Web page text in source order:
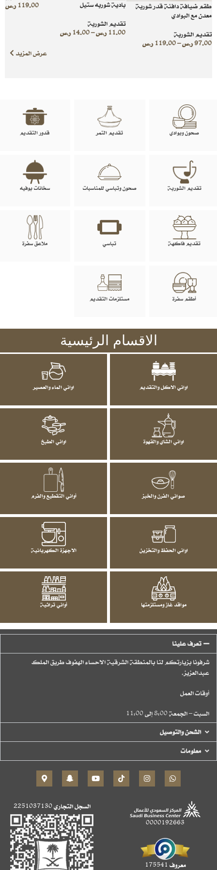
طقم ضيافة دافئة قدر شوربة
معدن مع البوادي
تقديم الشوربة
97.00ر.س–
119.00 ر.س
بادية شوربه ستيل
تقديم الشوربة
11.00 ر.س–
14.00 ر.س
119.00 ر.س
عرض المزيد
صحون وبوادي تقديم التمر قدور التقديم
تقديم الشوربة صحون وتباسي للمناسبات سخانات بوفيه
تقديم فاكهة تباسي ملاعق سفرة
أطقم سفرة مستلزمات التقديم
الاقسام الرئيسية
اواني الاكل والتقديم اواني الماء والعصير
اواني الشاي والقهوة اواني الطبخ
صواني الفرن والخبز أواني التقطيع والفرم
اواني الحفظ والتخزين الاجهزة الكهربائية
مواقد غاز ومستلزمتها أواني تراثية
تعرف علينا
شرفونا بزيارتكم لنا بالمنطقة الشرقية الاحساء الهفوف طريق الملك
عبدالعزيز.
أوقات العمل
السبت – الجمعة 8:00 إلى 11:00
الشحن والتوصيل
معلومات
0000192663
معروف 175541
السجل التجاري2251037130